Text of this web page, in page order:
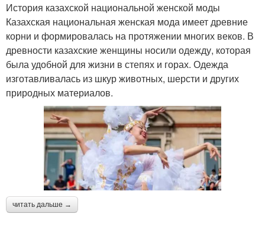
История казахской национальной женской моды
Казахская национальная женская мода имеет древние
корни и формировалась на протяжении многих веков. В
древности казахские женщины носили одежду, которая
была удобной для жизни в степях и горах. Одежда
изготавливалась из шкур животных, шерсти и других
природных материалов.
читать дальше →